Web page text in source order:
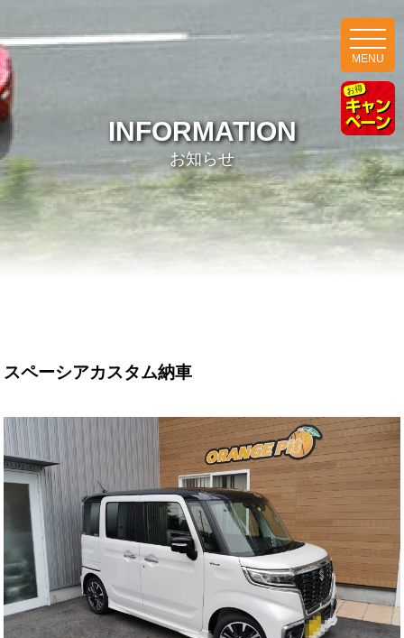
MENU
INFORMATION
お知らせ
スペーシアカスタム納車